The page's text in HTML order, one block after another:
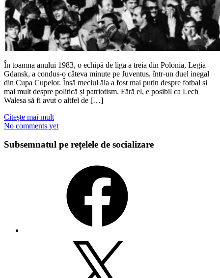
În toamna anului 1983, o echipă de liga a treia din Polonia, Legia
Gdansk, a condus-o câteva minute pe Juventus, într-un duel inegal
din Cupa Cupelor. Însă meciul ăla a fost mai puțin despre fotbal și
mai mult despre politică și patriotism. Fără el, e posibil ca Lech
Walesa să fi avut o altfel de […]
Citește mai mult
No comments yet
Subsemnatul pe reţelele de socializare